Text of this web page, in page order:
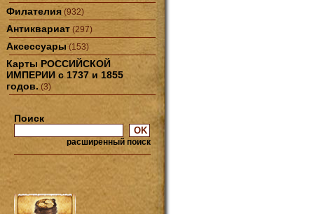
Филателия (932)
Антиквариат (297)
Аксессуары(153)
Карты РОССИЙСКОЙ
ИМПЕРИИ с 1737 и 1855
годов.(3)
Поиск
расширенный поиск